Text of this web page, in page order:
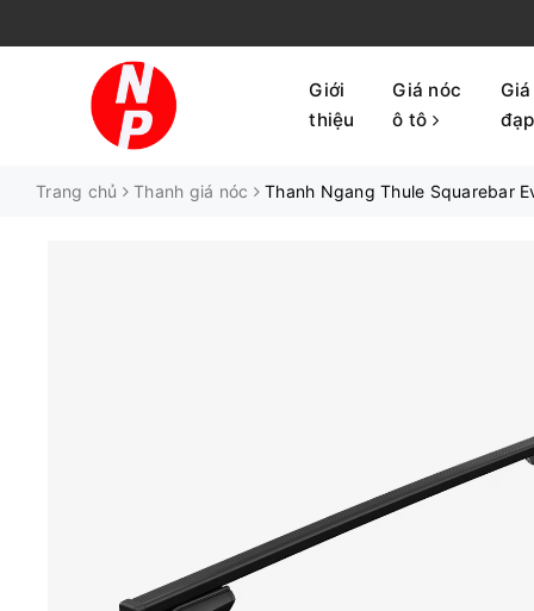
Giới
thiệu
Giá nóc
ô tô
Trang chủ Thanh giá nóc Thanh Ngang Thule Squarebar